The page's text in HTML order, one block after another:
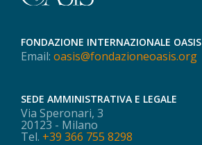
FONDAZIONE INTERNAZIONALE OASIS
Email: oasis@fondazioneoasis.org
SEDE AMMINISTRATIVA E LEGALE
Via Speronari, 3
20123 - Milano
Tel. +39 366 755 8298